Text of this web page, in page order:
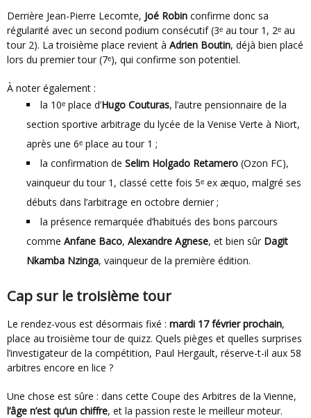
Derrière Jean-Pierre Lecomte, Joé Robin confirme donc sa
régularité avec un second podium consécutif (3ᵉ au tour 1, 2ᵉ au
tour 2). La troisième place revient à Adrien Boutin, déjà bien placé
lors du premier tour (7ᵉ), qui confirme son potentiel.
À noter également :
la 10ᵉ place d’Hugo Couturas, l’autre pensionnaire de la
section sportive arbitrage du lycée de la Venise Verte à Niort,
après une 6ᵉ place au tour 1 ;
la confirmation de Selim Holgado Retamero (Ozon FC),
vainqueur du tour 1, classé cette fois 5ᵉ ex æquo, malgré ses
débuts dans l’arbitrage en octobre dernier ;
la présence remarquée d’habitués des bons parcours
comme Anfane Baco, Alexandre Agnese, et bien sûr Dagit
Nkamba Nzinga, vainqueur de la première édition.
Cap sur le troisième tour
Le rendez-vous est désormais fixé : mardi 17 février prochain,
place au troisième tour de quizz. Quels pièges et quelles surprises
l’investigateur de la compétition, Paul Hergault, réserve-t-il aux 58
arbitres encore en lice ?
Une chose est sûre : dans cette Coupe des Arbitres de la Vienne,
l’âge n’est qu’un chiffre, et la passion reste le meilleur moteur.